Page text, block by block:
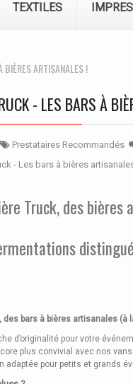
TEXTILES
ARTISANALES !
- LES BARS À
Prestataires Recommandés
Truck, des bières
des bars à bières artisanales (à
d’originalité pour votre
plus convivial avec nos
adaptée pour petits et grands